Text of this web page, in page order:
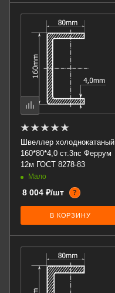
Швеллер холоднокатаный
160*80*4,0 ст.3пс Феррум
12м ГОСТ 8278-83
Мало
8 004 ₽/шт ?
В КОРЗИНУ